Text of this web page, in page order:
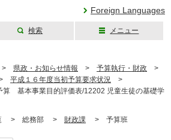
Foreign Languages
検索 メニュー
県政・お知らせ情報 > 予算執行・財政 >
平成１６年度当初予算要求状況 >
基本事業目的評価表/12202 児童生徒の基礎学
> 総務部 > 財政課 > 予算班